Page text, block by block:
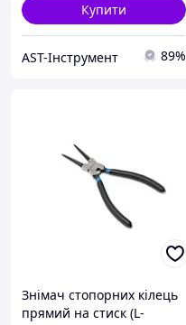
Купити
AST-Інструмент 89%
Знімач стопорних кілець
прямий на стиск (L-